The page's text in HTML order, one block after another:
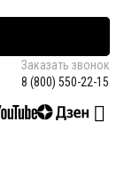
Заказать звонок
8 (800) 550-22-15